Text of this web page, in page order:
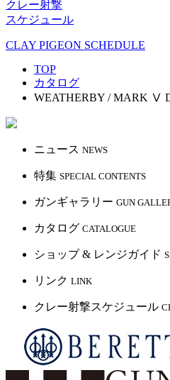
クレー射撃
スケジュール
CLAY PIGEON SCHEDULE
TOP
カタログ
WEATHERBY / MARK Ⅴ
ニュース NEWS
特集 SPECIAL CONTENTS
ガンギャラリー GUN
カタログ CATALOGUE
ショップ & レンジガイド
リンク LINK
クレー射撃スケジュール